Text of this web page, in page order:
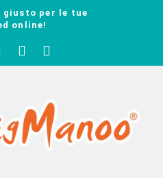
giusto per le tue
online!